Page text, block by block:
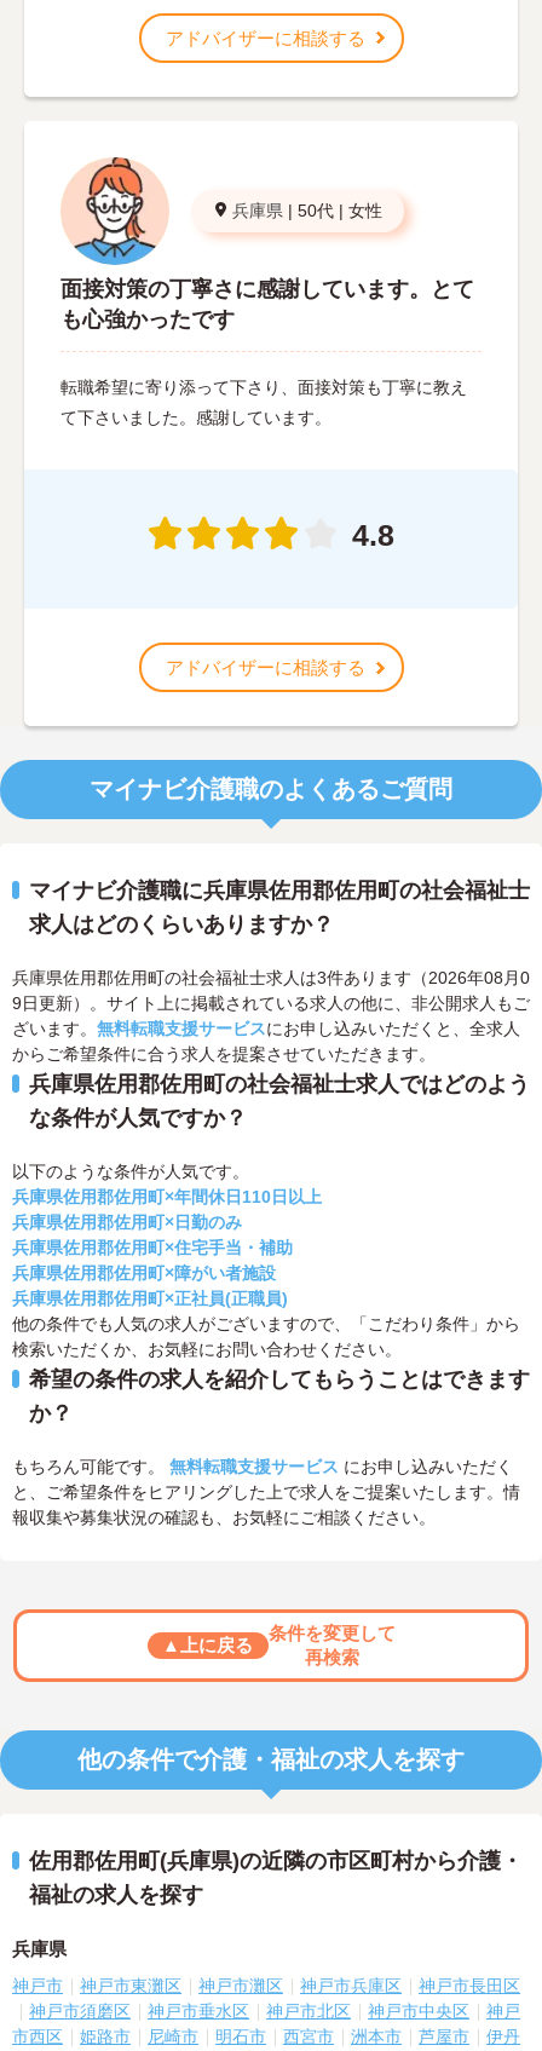
アドバイザーに相談する
兵庫県 | 50代 | 女性
面接対策の丁寧さに感謝しています。とて
も心強かったです
転職希望に寄り添って下さり、面接対策も丁寧に教え
て下さいました。感謝しています。
4.8
アドバイザーに相談する
マイナビ介護職のよくあるご質問
マイナビ介護職に兵庫県佐用郡佐用町の社会福祉士
求人はどのくらいありますか？
兵庫県佐用郡佐用町の社会福祉士求人は3件あります（2026年08月0
9日更新）。サイト上に掲載されている求人の他に、非公開求人もご
ざいます。 無料転職支援サービスにお申し込みいただくと、全求人
からご希望条件に合う求人を提案させていただきます。
兵庫県佐用郡佐用町の社会福祉士求人ではどのよう
な条件が人気ですか？
以下のような条件が人気です。
兵庫県佐用郡佐用町×年間休日110日以上
兵庫県佐用郡佐用町×日勤のみ
兵庫県佐用郡佐用町×住宅手当・補助
兵庫県佐用郡佐用町×障がい者施設
兵庫県佐用郡佐用町×正社員(正職員)
他の条件でも人気の求人がございますので、「こだわり条件」から
検索いただくか、お気軽にお問い合わせください。
希望の条件の求人を紹介してもらうことはできます
か？
もちろん可能です。 無料転職支援サービス にお申し込みいただく
と、ご希望条件をヒアリングした上で求人をご提案いたします。情
報収集や募集状況の確認も、お気軽にご相談ください。
▲上に戻る
条件を変更して
再検索
他の条件で介護・福祉の求人を探す
佐用郡佐用町(兵庫県)の近隣の市区町村から介護・
福祉の求人を探す
兵庫県
神戸市 神戸市東灘区 神戸市灘区 神戸市兵庫区
神戸市長田区
神戸市須磨区
神戸市垂水区 神戸市北区 神戸市中央区
神戸
市西区
姫路市 尼崎市 明石市 西宮市 洲本市 芦屋市
伊丹